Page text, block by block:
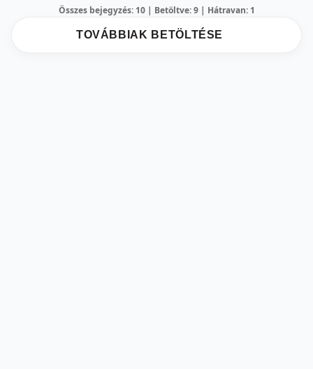
Összes bejegyzés: 10 | Betöltve: 9 | Hátravan: 1
TOVÁBBIAK BETÖLTÉSE